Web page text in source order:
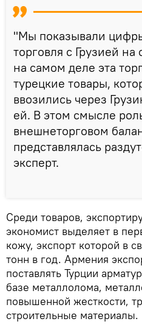
"Мы показывали
торговля с Грузией
на самом деле эта
турецкие товары,
ввозились через
ей. В этом смысле
внешнеторговом
представлялась
эксперт.
Среди товаров,
экономист выделяет в
кожу, экспорт которой в
тонн в год. Армения
поставлять Турции
базе металлолома,
повышенной жесткости,
строительные материалы.